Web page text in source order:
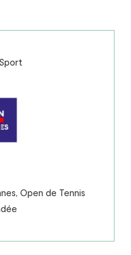
Open de Tennis